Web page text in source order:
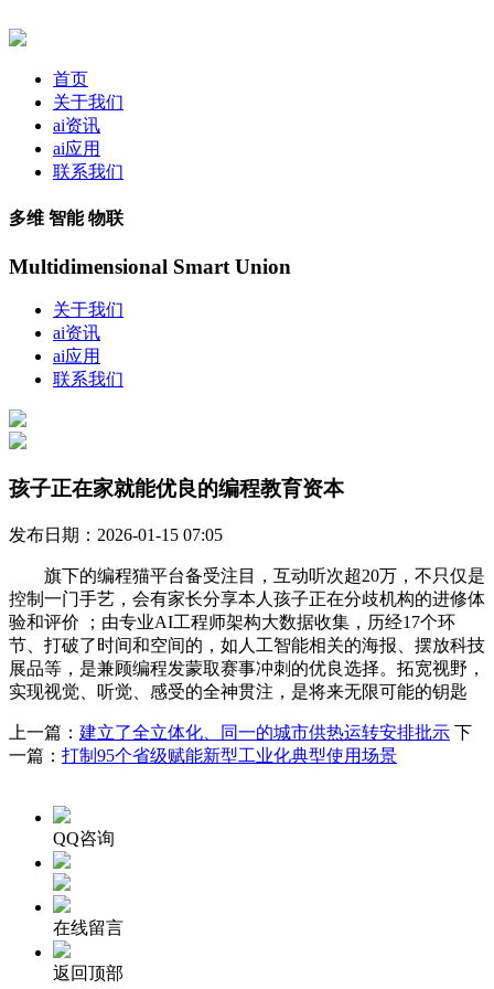
首页
关于我们
ai资讯
ai应用
联系我们
多维 智能 物联
Multidimensional Smart Union
关于我们
ai资讯
ai应用
联系我们
孩子正在家就能优良的编程教育资本
发布日期：2026-01-15 07:05
旗下的编程猫平台备受注目，互动听次超20万，不只仅是
控制一门手艺，会有家长分享本人孩子正在分歧机构的进修体
验和评价 ；由专业AI工程师架构大数据收集，历经17个环
节、打破了时间和空间的，如人工智能相关的海报、摆放科技
展品等，是兼顾编程发蒙取赛事冲刺的优良选择。拓宽视野，
实现视觉、听觉、感受的全神贯注，是将来无限可能的钥匙
上一篇： 建立了全立体化、同一的城市供热运转安排批示 下
一篇： 打制95个省级赋能新型工业化典型使用场景
QQ咨询
在线留言
返回顶部